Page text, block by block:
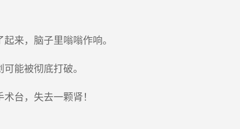
来，脑子里嗡嗡作响。
能被彻底打破。
台，失去一颗肾！